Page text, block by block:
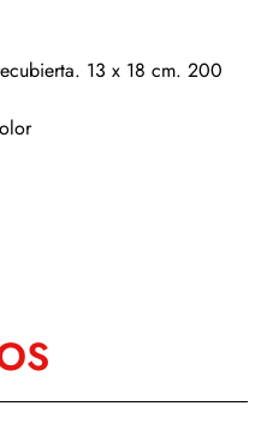
13 x 18 cm. 200